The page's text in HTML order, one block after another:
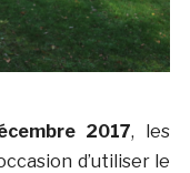
2017, les
d’utiliser le